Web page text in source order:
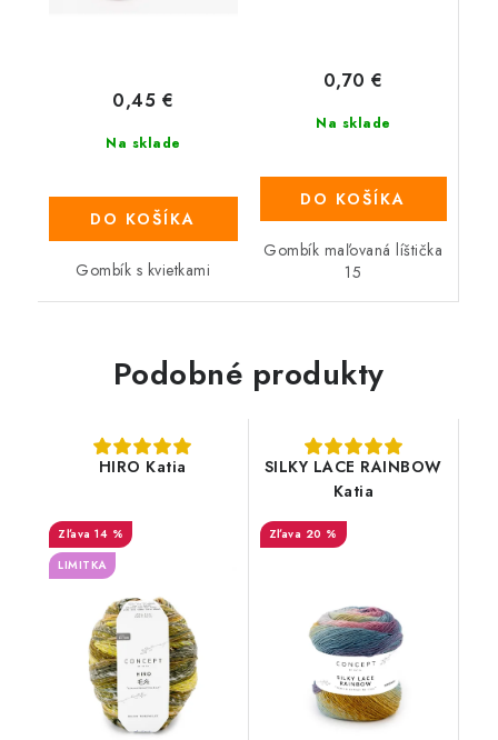
Na sklade
0,45 €
DO KOŠÍKA
Gombík s kvietkami
Na sklade
0,70 €
DO KOŠÍKA
Gombík maľovaná líštička
15
Podobné produkty
HIRO Katia
14 %
LIMITKA
SILKY LACE RAINBOW
Katia
20 %